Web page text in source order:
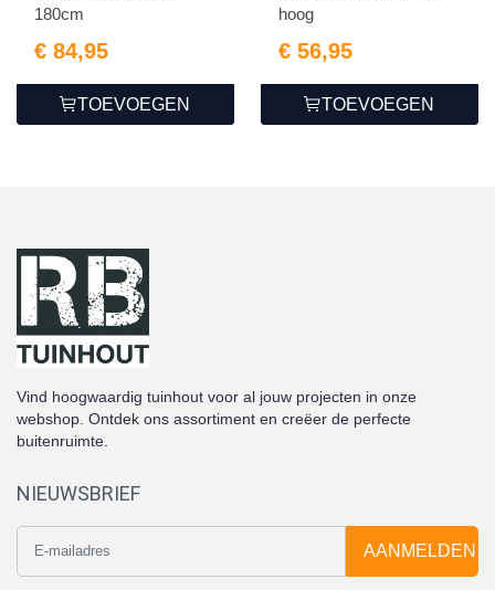
180cm
€ 84,95
TOEVOEGEN
hoog
€ 56,95
TOEVOEGEN
Vind hoogwaardig tuinhout voor al jouw projecten in onze
webshop. Ontdek ons assortiment en creëer de perfecte
buitenruimte.
NIEUWSBRIEF
AANMELDEN